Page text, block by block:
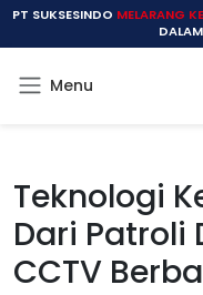
PT SUKSESINDO MELARANG
Menu
Teknologi
Dari Patroli
CCTV